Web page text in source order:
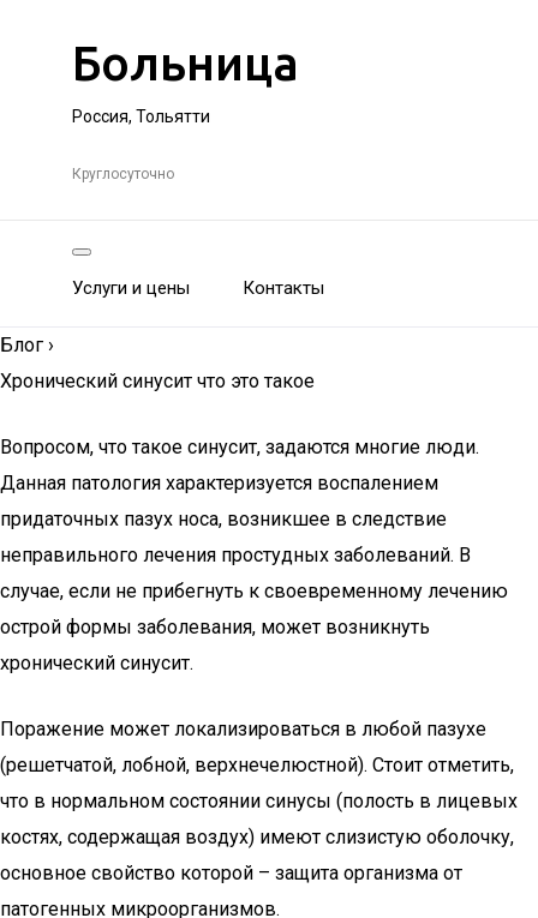
Больница
Россия, Тольятти
Круглосуточно
Услуги и цены Контакты
Блог ›
Хронический синусит что это такое
Вопросом, что такое синусит, задаются многие люди.
Данная патология характеризуется воспалением
придаточных пазух носа, возникшее в следствие
неправильного лечения простудных заболеваний. В
случае, если не прибегнуть к своевременному лечению
острой формы заболевания, может возникнуть
хронический синусит.
Поражение может локализироваться в любой пазухе
(решетчатой, лобной, верхнечелюстной). Стоит отметить,
что в нормальном состоянии синусы (полость в лицевых
костях, содержащая воздух) имеют слизистую оболочку,
основное свойство которой – защита организма от
патогенных микроорганизмов.